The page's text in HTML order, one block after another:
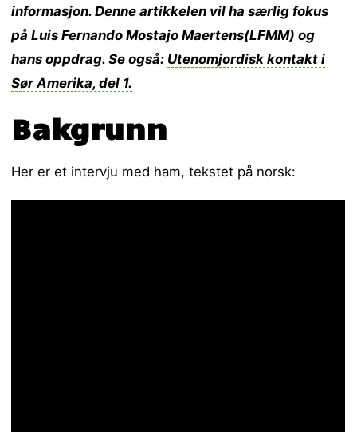
informasjon. Denne artikkelen vil ha særlig fokus
på Luis Fernando Mostajo Maertens(LFMM) og
hans oppdrag. Se også: Utenomjordisk kontakt i
Sør Amerika, del 1.
Bakgrunn
Her er et intervju med ham, tekstet på norsk: